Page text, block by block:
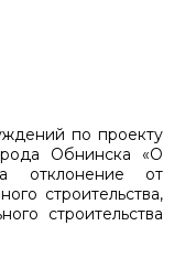
по проекту
Обнинска «О
отклонение от
строительства,
строительства